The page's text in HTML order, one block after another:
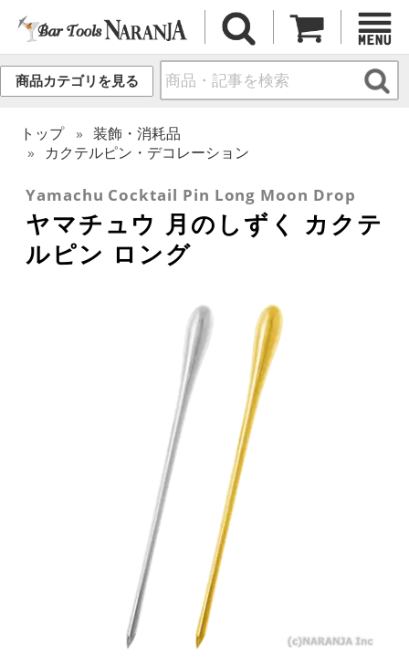
商品カテゴリを見る
トップ
装飾・消耗品
カクテルピン・デコレーション
Yamachu Cocktail Pin Long Moon Drop
ヤマチュウ 月のしずく カクテ
ルピン ロング